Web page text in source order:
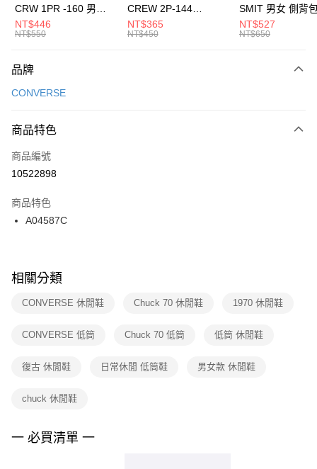
元大商業銀行
台灣樂天信用卡公司
全盈+PAY
AFTEE先享後付
【關於「AFTEE先享後付」】
便利好安心！
３．安心：先確認商品／服務後，再付款。
【「AFTEE先享後付」結帳流程】
１．於結帳方式選擇「AFTEE先享後付」後，將跳轉至「AFTEE先享後付」
２．訂單成立數日內，您將收到繳費通知簡訊。
３．收到繳費通知簡訊後14天內，點擊此簡訊中的連結，可透過四大超商／
ATM／網路銀行／等多元方式進行付款，方視為交易完成。
※ 交易是否成功請以「AFTEE先享後付 」之結帳頁面顯示為準，若有關於
是否繳費成功／繳費後需取消欲退款等相關疑問，請聯繫「AFTEE先享後付
客戶支援中心」 https://netprotections.freshdesk.com/support/home
１．透過由恩沛科技股份有限公司提供之「AFTEE先享後付」服務完成之交
權轉讓予恩沛科技股份有限公司。
３．未成年的使用者請事先徵得法定代理人或監護人之同意方可使用
４．使用「AFTEE先享後付」時，將依據個別帳號之用戶狀況，依本公司即
運送方式
每筆NT$100，滿NT$1,500(含以上)免運費
宅配
每筆NT$100，滿NT$1,500(含以上)免運費
付款後門市自取
每筆NT$100，滿NT$1,500(含以上)免運費
CRW 1PR -160 男女
中統襪 FZ3393100
NT$446
NT$550
CREW 2P-144
EMBRDY 男女 短統襪
FZ3073133
NT$365
NT$450
SMIT 男女 側背
BA5871010
NT$527
NT$650
品牌
CONVERSE
商品特色
商品編號
10522898
商品特色
A04587C
相關分類
CONVERSE 休閒鞋 Chuck 70 休閒鞋 1970 休閒鞋
CONVERSE 低筒 Chuck 70 低筒 低筒 休閒鞋
復古 休閒鞋 日常休閒 低筒鞋 男女款 休閒鞋
chuck 休閒鞋
一 必買清單 一